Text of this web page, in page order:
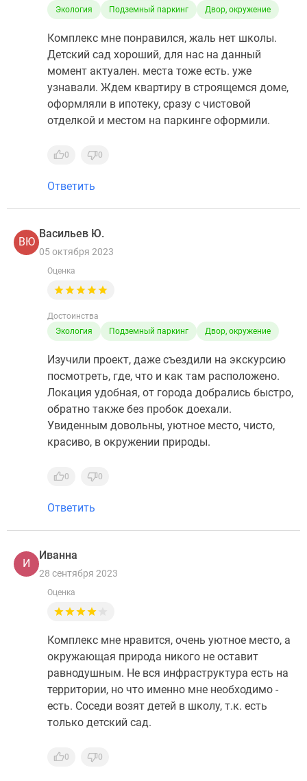
Экология
Подземный паркинг Двор, окружение
Комплекс мне понравился, жаль нет школы.
Детский сад хороший, для нас на данный
момент актуален. места тоже есть. уже
узнавали. Ждем квартиру в строящемся доме,
оформляли в ипотеку, сразу с чистовой
отделкой и местом на паркинге оформили.
0 0
Ответить
ВЮ
Васильев Ю.
05 октября 2023
Оценка
Достоинства
Экология
Подземный паркинг Двор, окружение
Изучили проект, даже съездили на экскурсию
посмотреть, где, что и как там расположено.
Локация удобная, от города добрались быстро,
обратно также без пробок доехали.
Увиденным довольны, уютное место, чисто,
красиво, в окружении природы.
0 0
Ответить
И
Иванна
28 сентября 2023
Оценка
Комплекс мне нравится, очень уютное место, а
окружающая природа никого не оставит
равнодушным. Не вся инфраструктура есть на
территории, но что именно мне необходимо -
есть. Соседи возят детей в школу, т.к. есть
только детский сад.
0 0